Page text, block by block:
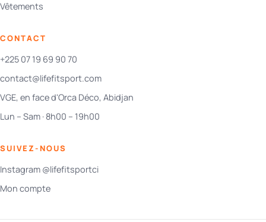
Vêtements
CONTACT
+225 07 19 69 90 70
contact@lifefitsport.com
VGE, en face d'Orca Déco, Abidjan
Lun – Sam · 8h00 – 19h00
SUIVEZ-NOUS
Instagram @lifefitsportci
Mon compte